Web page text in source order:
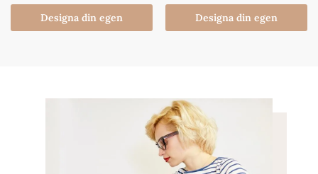
Designa din egen Designa din egen